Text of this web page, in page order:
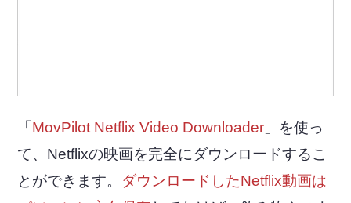
「 MovPilot Netflix Video Downloader 」を使っ
て、Netflixの映画を完全にダウンロードするこ
とができます。 ダウンロードしたNetflix動画は